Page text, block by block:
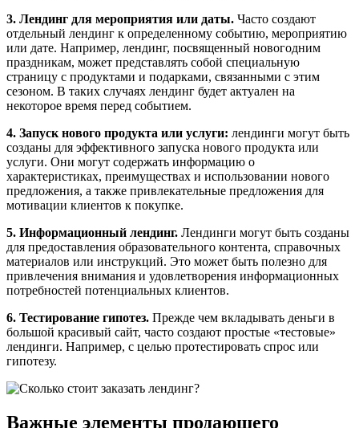
3. Лендинг для мероприятия или даты. Часто создают
отдельный лендинг к определенному событию, мероприятию
или дате. Например, лендинг, посвященный новогодним
праздникам, может представлять собой специальную
страницу с продуктами и подарками, связанными с этим
сезоном. В таких случаях лендинг будет актуален на
некоторое время перед событием.
4. Запуск нового продукта или услуги: лендинги могут быть
созданы для эффективного запуска нового продукта или
услуги. Они могут содержать информацию о
характеристиках, преимуществах и использовании нового
предложения, а также привлекательные предложения для
мотивации клиентов к покупке.
5. Информационный лендинг. Лендинги могут быть созданы
для предоставления образовательного контента, справочных
материалов или инструкций. Это может быть полезно для
привлечения внимания и удовлетворения информационных
потребностей потенциальных клиентов.
6. Тестирование гипотез. Прежде чем вкладывать деньги в
большой красивый сайт, часто создают простые «тестовые»
лендинги. Например, с целью протестировать спрос или
гипотезу.
Важные элементы продающего